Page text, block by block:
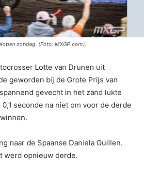
zondag. (Foto: MXGP.com).
Lotte van Drunen uit
geworden bij de Grote Prijs van
gevecht in het zand lukte
seconde na niet om voor de derde
naar de Spaanse Daniela Guillen.
werd opnieuw derde.